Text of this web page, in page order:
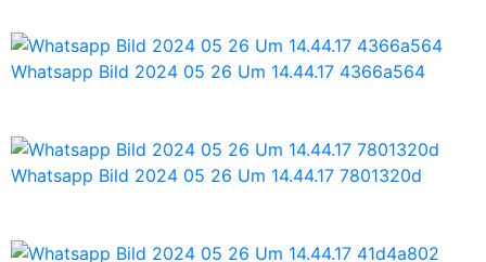
Whatsapp Bild 2024 05 26 Um 14.44.17 4366a564
Whatsapp Bild 2024 05 26 Um 14.44.17 7801320d